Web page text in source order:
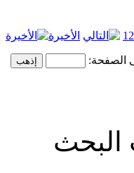
12 الأخيرة
الصفحة:
البحث